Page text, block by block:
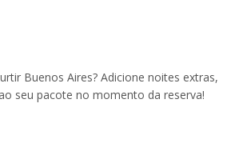
Buenos Aires? Adicione noites extras,
seu pacote no momento da reserva!